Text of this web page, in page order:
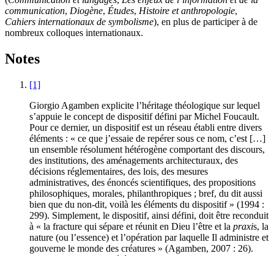
communication, Diogène, Études, Histoire et anthropologie,
Cahiers internationaux de symbolisme), en plus de participer à de
nombreux colloques internationaux.
Notes
[1]
Giorgio Agamben explicite l’héritage théologique sur lequel
s’appuie le concept de dispositif défini par Michel Foucault.
Pour ce dernier, un dispositif est un réseau établi entre divers
éléments : « ce que j’essaie de repérer sous ce nom, c’est […]
un ensemble résolument hétérogène comportant des discours,
des institutions, des aménagements architecturaux, des
décisions réglementaires, des lois, des mesures
administratives, des énoncés scientifiques, des propositions
philosophiques, morales, philanthropiques ; bref, du dit aussi
bien que du non-dit, voilà les éléments du dispositif » (1994 :
299). Simplement, le dispositif, ainsi défini, doit être reconduit
à « la fracture qui sépare et réunit en Dieu l’être et la praxis, la
nature (ou l’essence) et l’opération par laquelle Il administre et
gouverne le monde des créatures » (Agamben, 2007 : 26).